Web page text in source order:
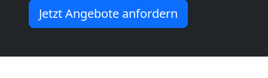
Jetzt Angebote anfordern
Leonding
Kunsttransport